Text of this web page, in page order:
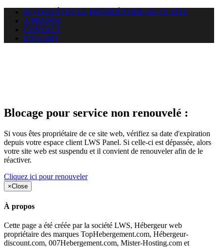
SI VOUS ÊTES LE PROPRIÉTAIRE DE CE SITE
A PROPOS
CONTACT
ENGLISH
Blocage pour service non renouvelé :
Si vous êtes propriétaire de ce site web, vérifiez sa date d'expiration
depuis votre espace client LWS Panel. Si celle-ci est dépassée, alors
votre site web est suspendu et il convient de renouveler afin de le
réactiver.
Cliquez ici pour renouveler
×Close
À propos
Cette page a été créée par la société LWS, Hébergeur web
propriétaire des marques TopHebergement.com, Hébergeur-
discount.com, 007Hebergement.com, Mister-Hosting.com et